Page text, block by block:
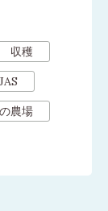
収穫
農場